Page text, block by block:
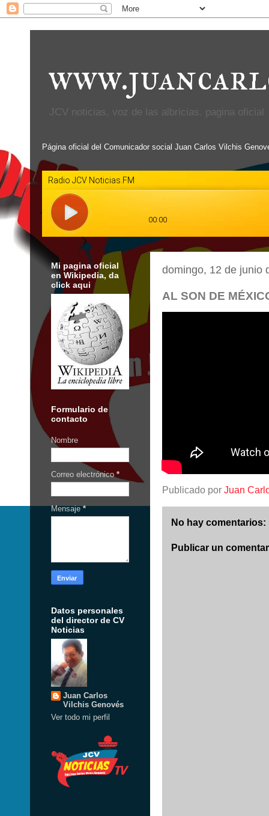
JCV noticias, voz de las albricias. pagina oficial
Página oficial del Comunicador social Juan Carlos Vilchis
domingo, 12 de junio
AL SON DE
Publicado por Juan
No hay comentarios:
Publicar un
Mi pagina oficial
en Wikipedia, da
click aqui
Formulario de
contacto
Nombre
Correo electrónico*
Mensaje*
Datos personales
del director de CV
Noticias
Juan Carlos
Vilchis Genovés
Ver todo mi perfil